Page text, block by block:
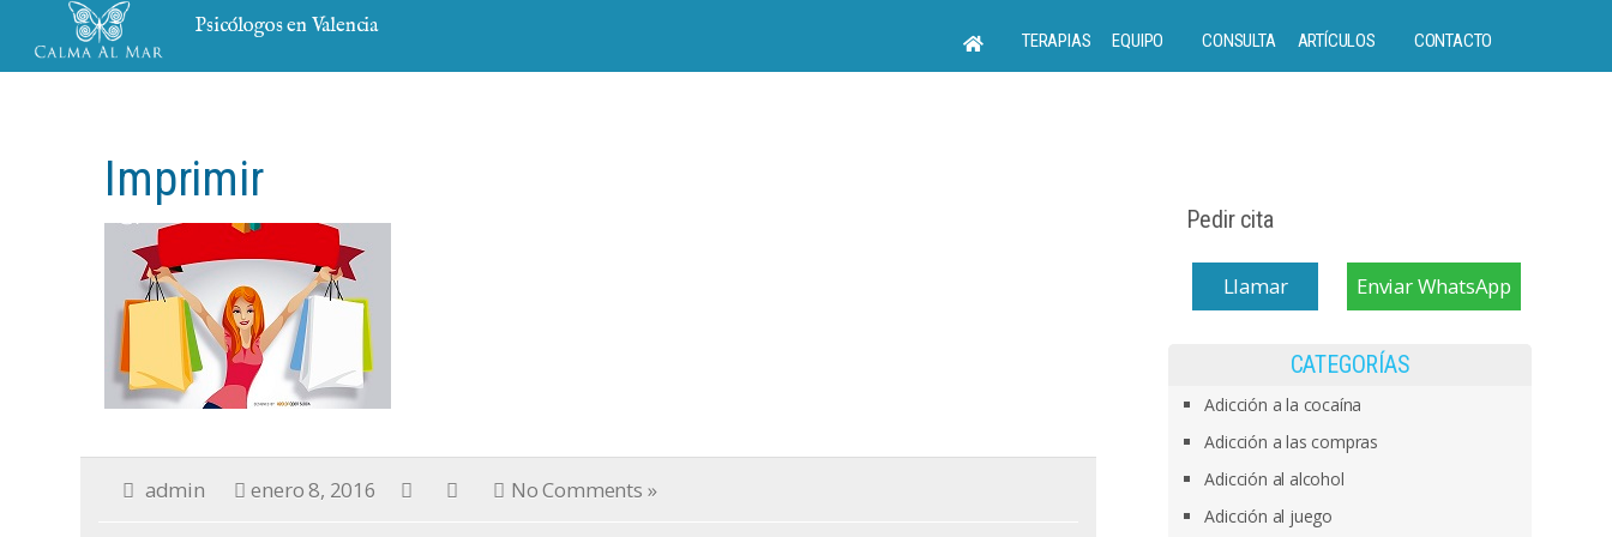
Psicólogos en Valencia
TERAPIAS EQUIPO CONSULTA ARTÍCULOS CONTACTO
Imprimir
admin enero 8, 2016 No Comments »
Pedir cita
Llamar Enviar WhatsApp
CATEGORÍAS
Adicción a la cocaína
Adicción a las compras
Adicción al alcohol
Adicción al juego